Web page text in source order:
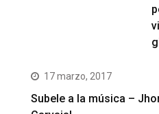
17 marzo, 2017
Subele a la música –